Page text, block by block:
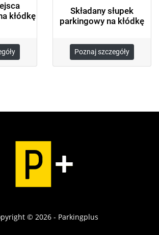
kłódkę
Składany słupek
parkingowy na kłódkę
Poznaj szczegóły
© 2026 - Parkingplus